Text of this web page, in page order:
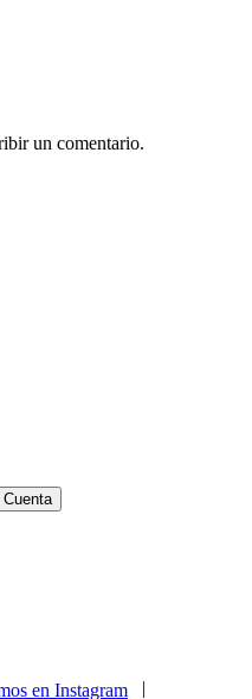
un comentario.